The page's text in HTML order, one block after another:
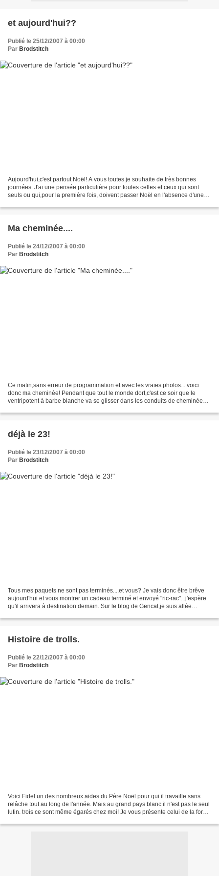
et aujourd'hui??
Publié le 25/12/2007 à 00:00
Par Brodstitch
Aujourd'hui,c'est partout Noël! A vous toutes je souhaite de très bonnes
journées. J'ai une pensée particulière pour toutes celles et ceux qui sont
seuls ou qui,pour la première fois, doivent passer Noël en l'absence d'une
Ma cheminée....
Publié le 24/12/2007 à 00:00
Par Brodstitch
Ce matin,sans erreur de programmation et avec les vraies photos... voici
donc ma cheminée! Pendant que tout le monde dort,c'est ce soir que le
ventripotent à barbe blanche va se glisser dans les conduits de cheminées!
déjà le 23!
Publié le 23/12/2007 à 00:00
Par Brodstitch
Tous mes paquets ne sont pas terminés....et vous? Je vais donc être brêve
aujourd'hui et vous montrer un cadeau terminé et envoyé "ric-rac"...j'espère
qu'il arrivera à destination demain. Sur le blog de Gencat,je suis allée
Histoire de trolls.
Publié le 22/12/2007 à 00:00
Par Brodstitch
Voici Fidel un des nombreux aides du Père Noël pour qui il travaille sans
relâche tout au long de l'année. Mais au grand pays blanc il n'est pas le seul
lutin. trois ce sont même égarés chez moi! Je vous présente celui de la forêt: